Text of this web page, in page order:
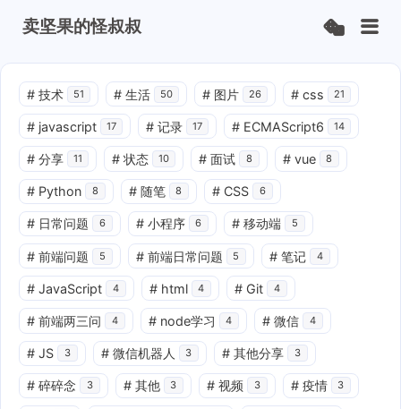
卖坚果的怪叔叔
# 技术 51 # 生活 50 # 图片 26 # css 21
# javascript 17 # 记录 17 # ECMAScript6 14
# 分享 11 # 状态 10 # 面试 8 # vue 8
# Python 8 # 随笔 8 # CSS 6
# 日常问题 6 # 小程序 6 # 移动端 5
# 前端问题 5 # 前端日常问题 5 # 笔记 4
# JavaScript 4 # html 4 # Git 4
# 前端两三问 4 # node学习 4 # 微信 4
# JS 3 # 微信机器人 3 # 其他分享 3
# 碎碎念 3 # 其他 3 # 视频 3 # 疫情 3